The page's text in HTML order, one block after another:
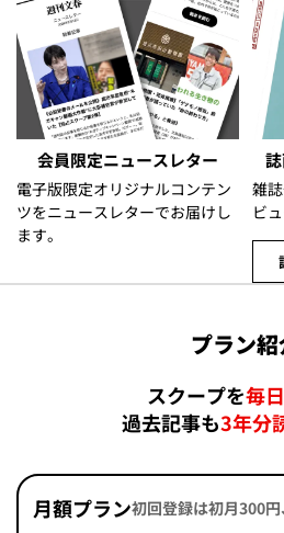
会員限定ニュースレター
電子版限定オリジナルコンテン
ツをニュースレターでお届けし
ます。
雑
ビ
プラン
スクープを毎
過去記事も3年分
月額プラン初回登録は初月300